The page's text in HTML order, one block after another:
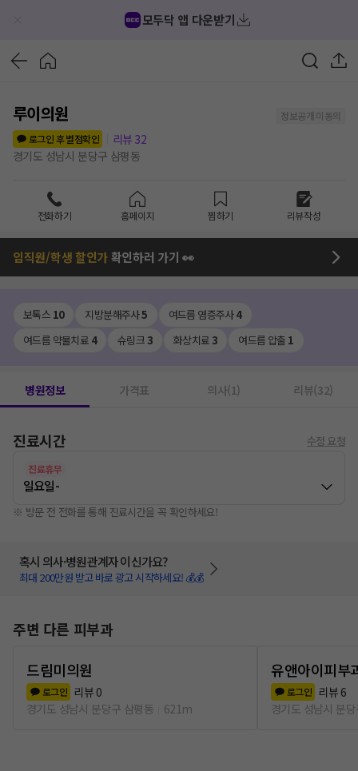
모두닥 앱 다운받기
루이의원
정보공개 미동의
로그인 후 별점확인
리뷰 32
경기도 성남시 분당구 삼평동
전화하기 홈페이지 찜하기 리뷰작성
임직원/학생 할인가확인하러 가기 👀
보톡스 10 지방분해주사5 여드름 염증주사4
여드름 약물치료 4 슈링크3 화상치료3 여드름 압출 1
병원정보 가격표 의사(1) 리뷰(32)
진료시간 수정 요청
진료휴무
일요일-
※ 방문 전 전화를 통해 진료시간을 꼭 확인하세요!
혹시 의사·병원관계자 이신가요?
최대 200만원 받고 바로 광고 시작하세요! 💰💰
주변 다른 피부과
드림미의원
로그인 리뷰 0
경기도 성남시 분당구 삼평동
621m
유앤아이피부
로그인 리뷰 6
경기도 성남시 분